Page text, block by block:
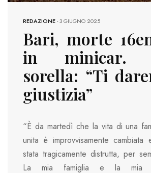
REDAZIONE-3 GIUGNO 2025
Bari, morte
in minicar.
sorella: “Ti
giustizia”
“È da martedì che la vita di una
unita è improvvisamente cambiata
stata tragicamente distrutta, per
La mia famiglia e la mia